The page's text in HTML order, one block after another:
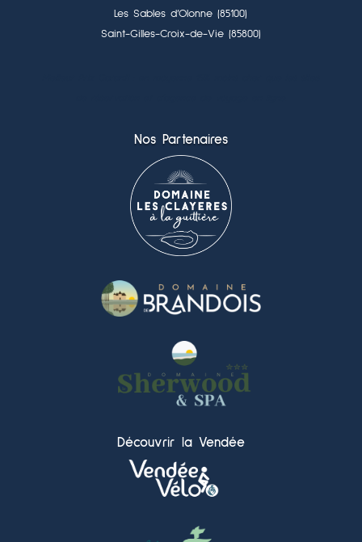
Les Sables d’Olonne (85100)
Saint-Gilles-Croix-de-Vie (85800)
Nos Partenaires
Découvrir la Vendée